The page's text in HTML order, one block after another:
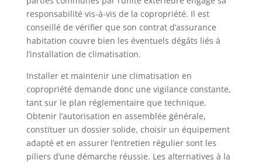
responsabilité vis-à-vis de la copropriété. Il est
conseillé de vérifier que son contrat d’assurance
habitation couvre bien les éventuels dégâts liés à
l’installation de climatisation.
Installer et maintenir une climatisation en
copropriété demande donc une vigilance constante,
tant sur le plan réglementaire que technique.
Obtenir l’autorisation en assemblée générale,
constituer un dossier solide, choisir un équipement
adapté et en assurer l’entretien régulier sont les
piliers d’une démarche réussie. Les alternatives à la